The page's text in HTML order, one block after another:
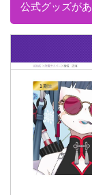
公式グッズが